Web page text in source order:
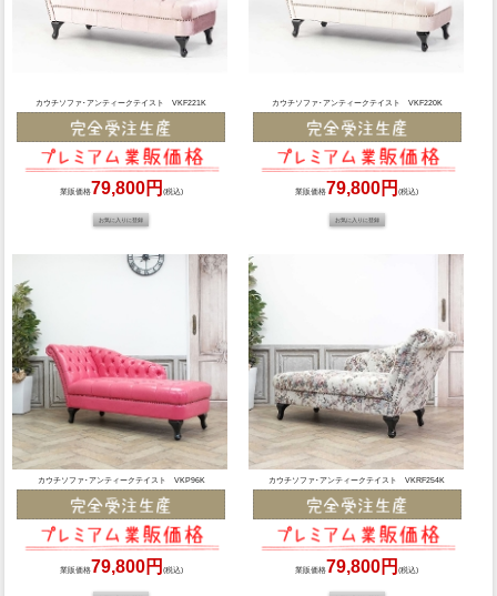
カウチソファ･アンティークテイスト VKF221K
業販価格79,800円 (税込)
カウチソファ･アンティークテイスト VKF220K
業販価格79,800円(税込)
カウチソファ･アンティークテイスト VKP96K
業販価格79,800円 (税込)
カウチソファ･アンティークテイスト VKRF254K
業販価格79,800円(税込)